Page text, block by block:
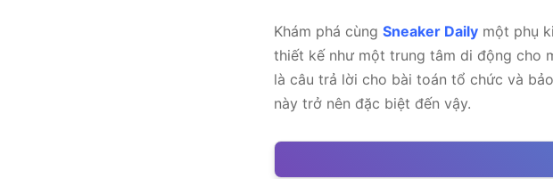
Khám phá cùng Sneaker Daily một phụ
thiết kế như một trung tâm di động cho
là câu trả lời cho bài toán tổ chức và
này trở nên đặc biệt đến vậy.